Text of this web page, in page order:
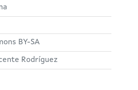
BY-SA
Rodríguez